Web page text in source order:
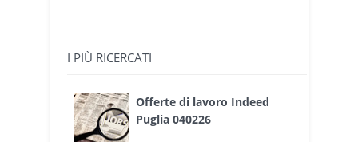
I PIÙ RICERCATI
Offerte di lavoro Indeed
Puglia 040226